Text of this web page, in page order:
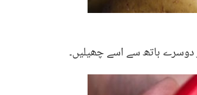
دوسرے ہاتھ سے اسے چھیلیں۔